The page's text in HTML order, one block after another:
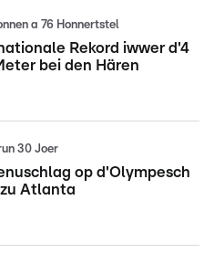
a 76 Honnertstel
Rekord iwwer d'4
bei den Hären
30 Joer
op d'Olympesch
Atlanta